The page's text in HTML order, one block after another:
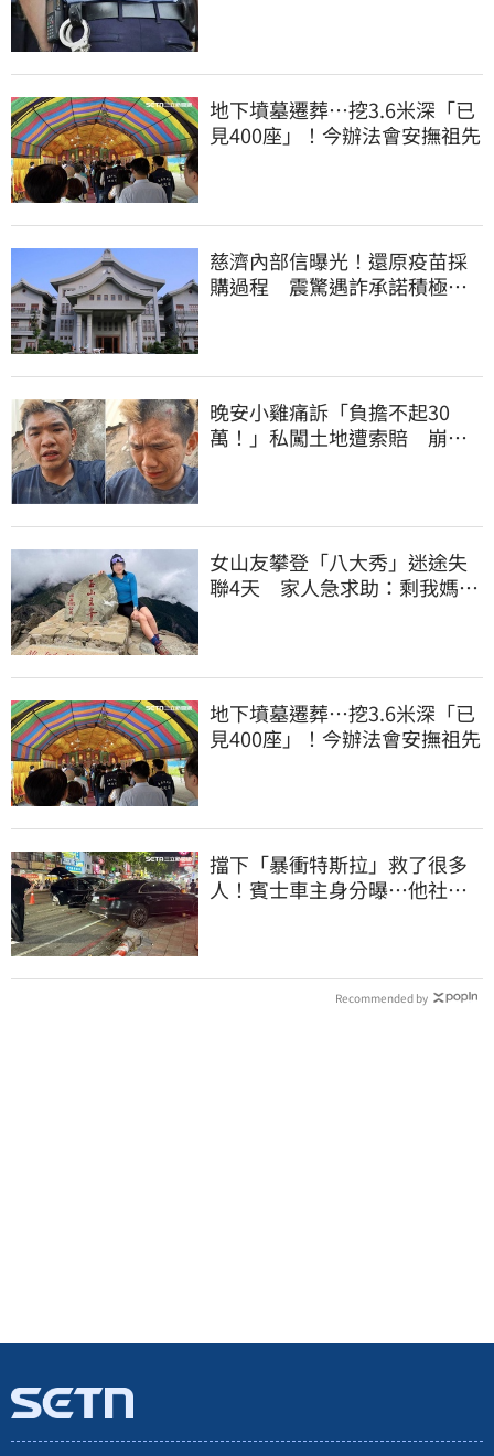
地下墳墓遷葬…挖3.6米深「已
見400座」！今辦法會安撫祖先
慈濟內部信曝光！還原疫苗採
購過程 震驚遇詐承諾積極追
晚安小雞痛訴「負擔不起30
萬！」私闖土地遭索賠 崩
女山友攀登「八大秀」迷途失
聯4天 家人急求助：剩我媽還
地下墳墓遷葬…挖3.6米深「已
見400座」！今辦法會安撫祖先
擋下「暴衝特斯拉」救了很多
人！賓士車主身分曝…他社群
Recommended by